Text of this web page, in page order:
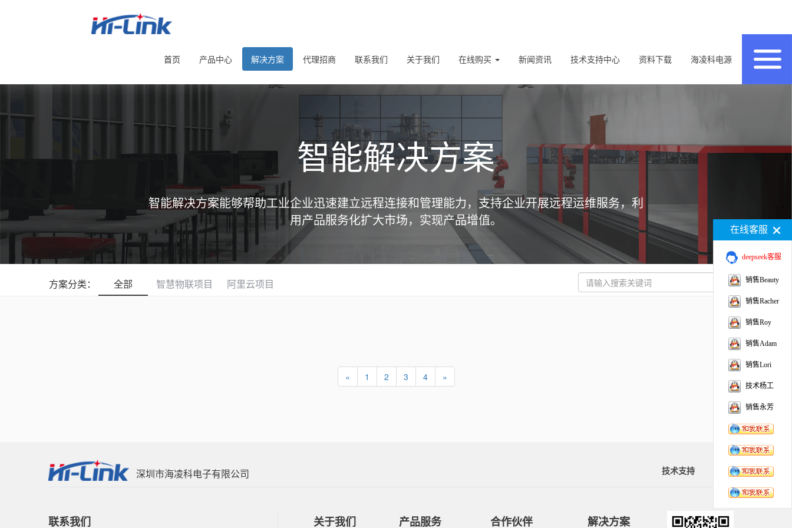
首页 产品中心 解决方案 代理招商 联系我们 关于我们 在线购买 新闻资讯 技术支持中心 资料下载 海凌科电源
智能解决方案
智能解决方案能够帮助工业企业迅速建立远程连接和管理能力，支持企业开展远程运维服务，利
用产品服务化扩大市场，实现产品增值。
方案分类： 全部 智慧物联项目 阿里云项目
« 1 2 3 4 »
深圳市海凌科电子有限公司 技术支持 资料下载
联系我们 关于我们 产品服务 合作伙伴 解决方案
在线客服
deepseek客服
销售Beauty
销售Racher
销售Roy
销售Adam
销售Lori
技术杨工
销售永芳